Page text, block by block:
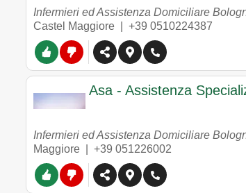
Infermieri ed Assistenza Domiciliare
Castel Maggiore | +39 0510224387
Asa - Assistenza
Infermieri ed Assistenza Domiciliare
Maggiore | +39 051226002